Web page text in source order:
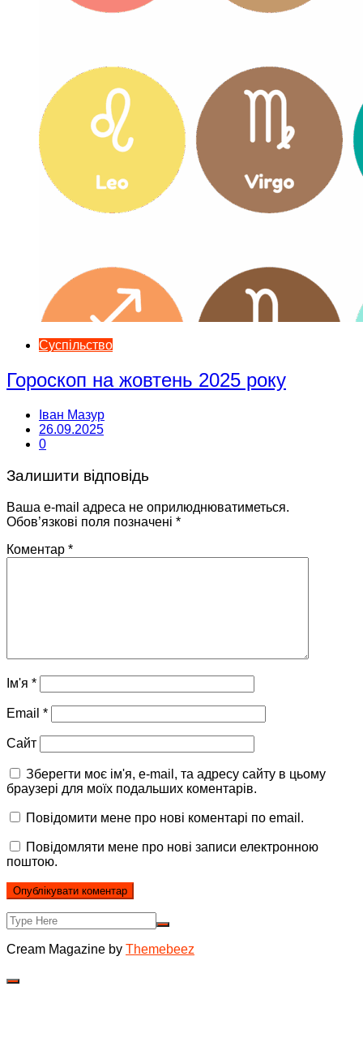
Суспільство
Гороскоп на жовтень 2025 року
Іван Мазур
26.09.2025
0
Залишити відповідь
Ваша e-mail адреса не оприлюднюватиметься.
Обов’язкові поля позначені *
Коментар *
Ім'я *
Email *
Сайт
Зберегти моє ім'я, e-mail, та адресу сайту в цьому
браузері для моїх подальших коментарів.
Повідомити мене про нові коментарі по email.
Повідомляти мене про нові записи електронною
поштою.
Cream Magazine by Themebeez